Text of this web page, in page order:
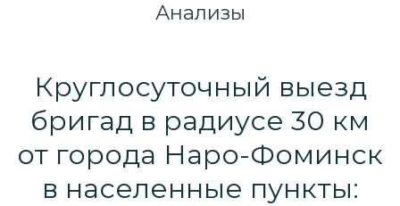
Анализы
Круглосуточный выезд
бригад в радиусе 30 км
от города Наро-Фоминск
в населенные пункты: